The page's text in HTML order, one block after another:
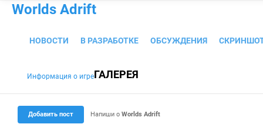
Worlds Adrift
НОВОСТИ В РАЗРАБОТКЕ ОБСУЖДЕНИЯ
Информация о игреГАЛЕРЕЯ
Добавить пост Напиши о Worlds Adrift